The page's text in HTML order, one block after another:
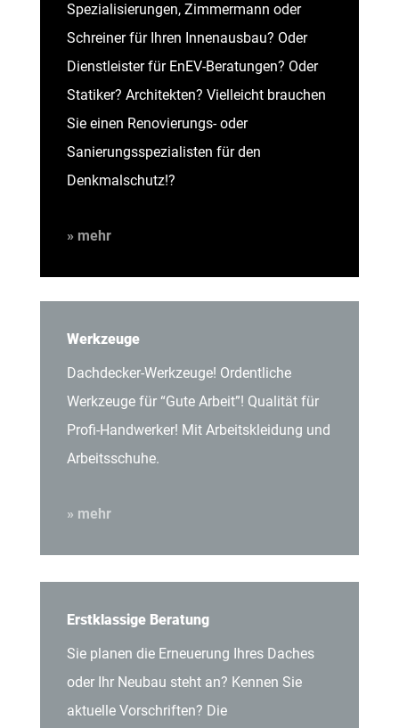
Spezialisierungen, Zimmermann oder
Schreiner für Ihren Innenausbau? Oder
Dienstleister für EnEV-Beratungen? Oder
Statiker? Architekten? Vielleicht brauchen
Sie einen Renovierungs- oder
Sanierungsspezialisten für den
Denkmalschutz!?
» mehr
Werkzeuge
Dachdecker-Werkzeuge! Ordentliche
Werkzeuge für “Gute Arbeit”! Qualität für
Profi-Handwerker! Mit Arbeitskleidung und
Arbeitsschuhe.
» mehr
Erstklassige Beratung
Sie planen die Erneuerung Ihres Daches
oder Ihr Neubau steht an? Kennen Sie
aktuelle Vorschriften? Die